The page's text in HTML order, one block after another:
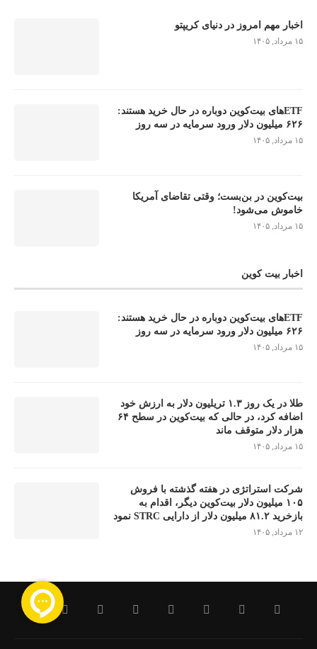
اخبار مهم امروز در دنیای کریپتو
۱۵ مرداد, ۱۴۰۵
ETFهای بیت‌کوین دوباره در حال خرید هستند:
۶۲۶ میلیون دلار ورود سرمایه در سه روز
۱۵ مرداد, ۱۴۰۵
بیت‌کوین در بن‌بست؛ وقتی تقاضای آمریکا
خاموش می‌شود!
۱۵ مرداد, ۱۴۰۵
اخبار بیت کوین
ETFهای بیت‌کوین دوباره در حال خرید هستند:
۶۲۶ میلیون دلار ورود سرمایه در سه روز
۱۵ مرداد, ۱۴۰۵
طلا در یک روز ۱.۳ تریلیون دلار به ارزش خود
اضافه کرد، در حالی که بیت‌کوین در سطح ۶۴
هزار دلار متوقف ماند
۱۵ مرداد, ۱۴۰۵
شرکت استراتژی در هفته گذشته با فروش
۱۰۵ میلیون دلار بیت‌کوین دیگر، اقدام به
بازخرید ۸۱.۲ میلیون دلار از دارایی STRC نمود
۱۲ مرداد, ۱۴۰۵